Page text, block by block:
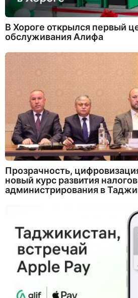
В Хороге открылся первый
обслуживания Алифа
Прозрачность,
новый курс развития
администрирования в